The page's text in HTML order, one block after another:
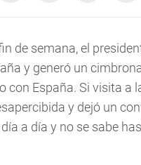
de semana, el
y generó un
con España. Si visita a
y dejó un
a día y no se sabe